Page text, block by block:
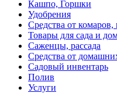
Кашпо, Горшки
Удобрения
Средства от
Товары для сада и
Саженцы, рассада
Средства от
Садовый инвентарь
Полив
Услуги